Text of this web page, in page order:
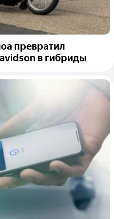
превратил
в гибриды